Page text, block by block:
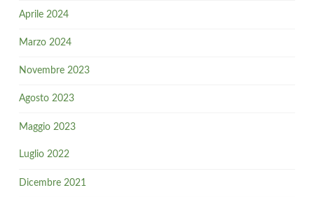
Aprile 2024
Marzo 2024
Novembre 2023
Agosto 2023
Maggio 2023
Luglio 2022
Dicembre 2021